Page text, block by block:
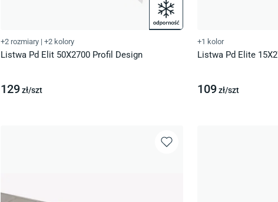
+2 rozmiary | +2 kolory
Listwa Pd Elit 50X2700 Profil Design
129zł/szt
+1 kolor
Listwa Pd Elite
109zł/szt